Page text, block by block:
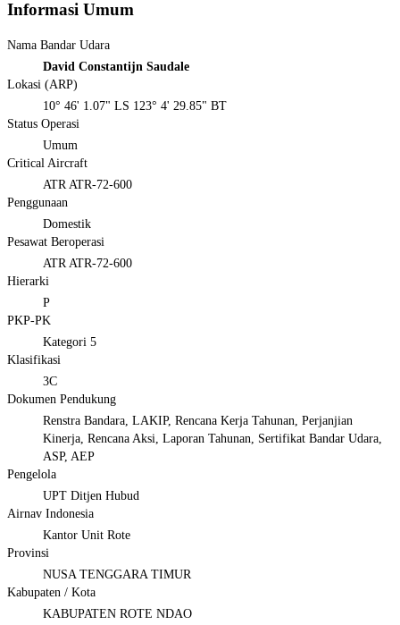
Informasi Umum
Nama Bandar Udara
David Constantijn Saudale
Lokasi (ARP)
10° 46' 1.07" LS 123° 4' 29.85" BT
Status Operasi
Umum
Critical Aircraft
ATR ATR-72-600
Penggunaan
Domestik
Pesawat Beroperasi
ATR ATR-72-600
Hierarki
P
PKP-PK
Kategori 5
Klasifikasi
3C
Dokumen Pendukung
Renstra Bandara, LAKIP, Rencana Kerja Tahunan, Perjanjian
Kinerja, Rencana Aksi, Laporan Tahunan, Sertifikat Bandar Udara,
ASP, AEP
Pengelola
UPT Ditjen Hubud
Airnav Indonesia
Kantor Unit Rote
Provinsi
NUSA TENGGARA TIMUR
Kabupaten / Kota
KABUPATEN ROTE NDAO